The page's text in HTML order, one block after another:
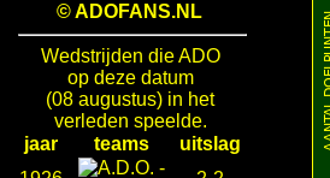
© ADOFANS.NL
Wedstrijden die ADO
op deze datum
(08 augustus) in het
verleden speelde.
jaar
teams
uitslag
-